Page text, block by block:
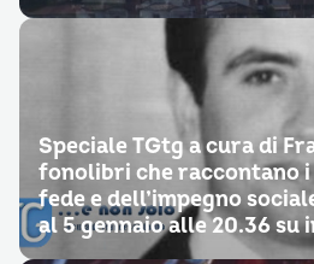
Speciale TGtg a cura di
fonolibri che raccontano
fede e dell’impegno
al 5 gennaio alle 20.36 su